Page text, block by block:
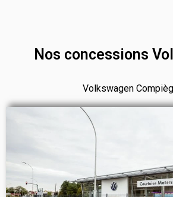
Nos concessions
Volkswagen